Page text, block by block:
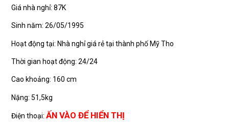
Giá nhà nghỉ: 87K
Sinh năm: 26/05/1995
Hoạt động tại: Nhà nghỉ giá rẻ tại thành phố Mỹ Tho
Thời gian hoạt động: 24/24
Cao khoảng: 160 cm
Nặng: 51,5kg
Điện thoại:ẤN VÀO ĐỂ HIỂN THỊ